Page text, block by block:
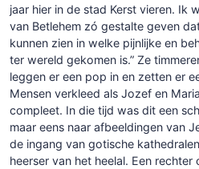
jaar hier in de stad Kerst vieren. Ik
van Betlehem zó gestalte geven
kunnen zien in welke pijnlijke en
ter wereld gekomen is.” Ze
leggen er een pop in en zetten er
Mensen verkleed als Jozef en
compleet. In die tijd was dit een
maar eens naar afbeeldingen van
de ingang van gotische
heerser van het heelal. Een